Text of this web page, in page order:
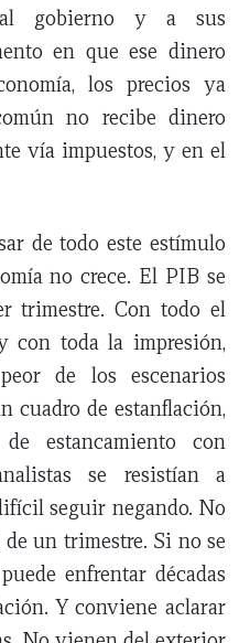
al gobierno y a sus
en que ese dinero
los precios ya
no recibe dinero
vía impuestos, y en el
de todo este estímulo
no crece. El PIB se
trimestre. Con todo el
con toda la impresión,
de los escenarios
cuadro de estanflación,
estancamiento con
se resistían a
seguir negando. No
un trimestre. Si no se
enfrentar décadas
Y conviene aclarar